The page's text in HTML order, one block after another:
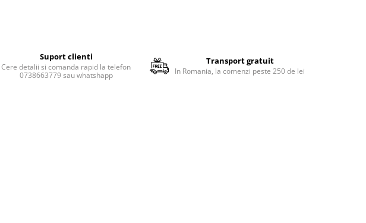
Suport clienti
Cere detalii si comanda rapid la telefon
0738663779 sau whatshapp
Transport gratuit
In Romania, la comenzi peste 250 de lei